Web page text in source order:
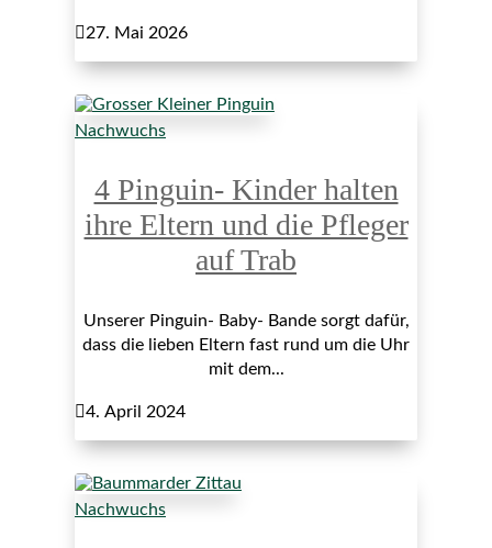
27. Mai 2026
Nachwuchs
4 Pinguin- Kinder halten
ihre Eltern und die Pfleger
auf Trab
Unserer Pinguin- Baby- Bande sorgt dafür,
dass die lieben Eltern fast rund um die Uhr
mit dem...
4. April 2024
Nachwuchs